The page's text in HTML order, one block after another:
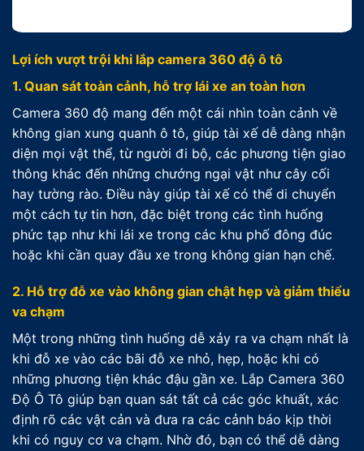
Lợi ích vượt trội khi lắp camera 360 độ ô tô
1. Quan sát toàn cảnh, hỗ trợ lái xe an toàn hơn
Camera 360 độ mang đến một cái nhìn toàn cảnh về
không gian xung quanh ô tô, giúp tài xế dễ dàng nhận
diện mọi vật thể, từ người đi bộ, các phương tiện giao
thông khác đến những chướng ngại vật như cây cối
hay tường rào. Điều này giúp tài xế có thể di chuyển
một cách tự tin hơn, đặc biệt trong các tình huống
phức tạp như khi lái xe trong các khu phố đông đúc
hoặc khi cần quay đầu xe trong không gian hạn chế.
2. Hỗ trợ đỗ xe vào không gian chật hẹp và giảm thiểu
va chạm
Một trong những tình huống dễ xảy ra va chạm nhất là
khi đỗ xe vào các bãi đỗ xe nhỏ, hẹp, hoặc khi có
những phương tiện khác đậu gần xe. Lắp Camera 360
Độ Ô Tô giúp bạn quan sát tất cả các góc khuất, xác
định rõ các vật cản và đưa ra các cảnh báo kịp thời
khi có nguy cơ va chạm. Nhờ đó, bạn có thể dễ dàng